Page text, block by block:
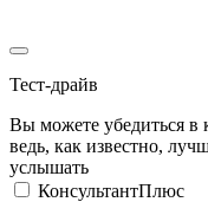
Тест-драйв
Вы можете убедиться в
ведь, как известно,
услышать
КонсультантПлюс